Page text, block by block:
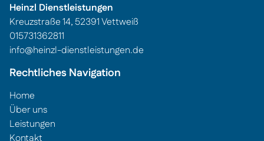
Heinzl Dienstleistungen
Kreuzstraße 14, 52391 Vettweiß
015731362811
info@heinzl-dienstleistungen.de
Edit widget
Rechtliches Navigation
Home
Über uns
Leistungen